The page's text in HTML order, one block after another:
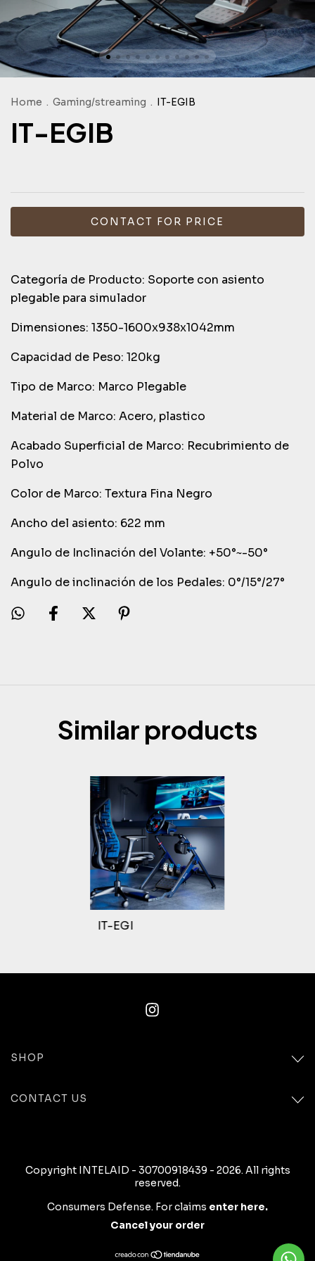
Home . Gaming/streaming . IT-EGIB
IT-EGIB
Categoría de Producto: Soporte con asiento
plegable para simulador
Dimensiones: 1350-1600x938x1042mm
Capacidad de Peso: 120kg
Tipo de Marco: Marco Plegable
Material de Marco: Acero, plastico
Acabado Superficial de Marco: Recubrimiento de
Polvo
Color de Marco: Textura Fina Negro
Ancho del asiento: 622 mm
Angulo de Inclinación del Volante: +50°~-50°
Angulo de inclinación de los Pedales: 0°/15°/27°
Similar products
IT-EGI
SHOP
CONTACT US
Copyright INTELAID - 30700918439 - 2026. All rights
reserved.
Consumers Defense. For claims enter here.
Cancel your order